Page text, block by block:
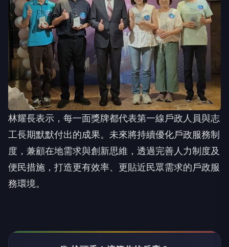
林耀長表示，每一面獎牌都代表第一線戶政人員與志
工長期默默付出的成果。未來將持續優化戶政服務制
度，兼顧在地需求與創新思維，透過完善人力制度及
便民措施，打造更有效率、更貼近民眾需求的戶政服
務環境。